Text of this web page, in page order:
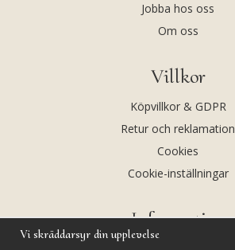
Jobba hos oss
Om oss
Villkor
Köpvillkor & GDPR
Retur och reklamation
Cookies
Cookie-inställningar
Information
Vi skräddarsyr din upplevelse